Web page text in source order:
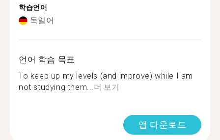
학습언어
독일어
언어 학습 목표
To keep up my levels (and improve) while I am
not studying them...더 보기
앱 다운로드